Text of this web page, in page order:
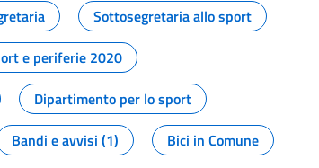
Sottosegretaria allo sport
e periferie 2020
Dipartimento per lo sport
Bandi e avvisi (1) Bici in Comune